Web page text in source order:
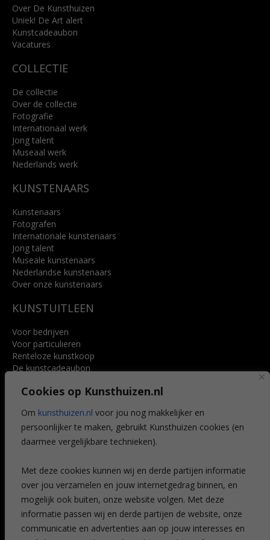
Cookies op Kunsthuizen.nl
Om kunsthuizen.nl voor jou nog makkelijker en
persoonlijker te maken, gebruikt Kunsthuizen cookies (en
daarmee vergelijkbare technieken).
Met deze cookies kunnen wij en derde partijen informatie
over jou verzamelen en jouw internetgedrag binnen, en
mogelijk ook buiten, onze website volgen. Met deze
informatie passen wij en derde partijen de website, onze
communicatie en advertenties aan op jouw interesses en
info@kunsthuisbreda.nl
Lees meer
Over De Kunsthuizen
Uniek! De Art alert
Kunstcadeaubon
Vacatures
COLLECTIE
De collectie
Over de collectie
Fotografie
Internationaal werk
Jong talent
Museaal werk
Nederlands werk
KUNSTENAARS
Kunstenaars
Fotografen
Internationale kunstenaars
Jong talent
Museale kunstenaars
Nederlandse kunstenaars
Over onze kunstenaars
KUNSTUITLEEN
Voor bedrijven
Voor particulieren
Renteloze kunstkoop
De kunstcadeaubon
Voordelen
Veelgestelde vragen
CONTACT
Leiden
Amsterdam
Breda
Favorieten
Mijn art alert